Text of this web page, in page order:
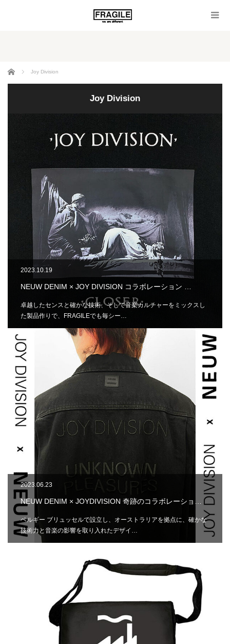
ホーム Joy Division
Joy Division
2023.10.19
NEUW DENIM × JOY DIVISION コラボレーション …
卓越したセンスと確かな技術、そして音楽カルチャーをミックスし
た製品作りで、FRAGILEでも毎シー…
2023.06.23
NEUW DENIM × JOYDIVISION 奇跡のコラボレーショ…
ベルギー ブリュッセルで設立し、オーストラリアを拠点に、確かな
技術力と音楽の影響を取り入れたデザイ…